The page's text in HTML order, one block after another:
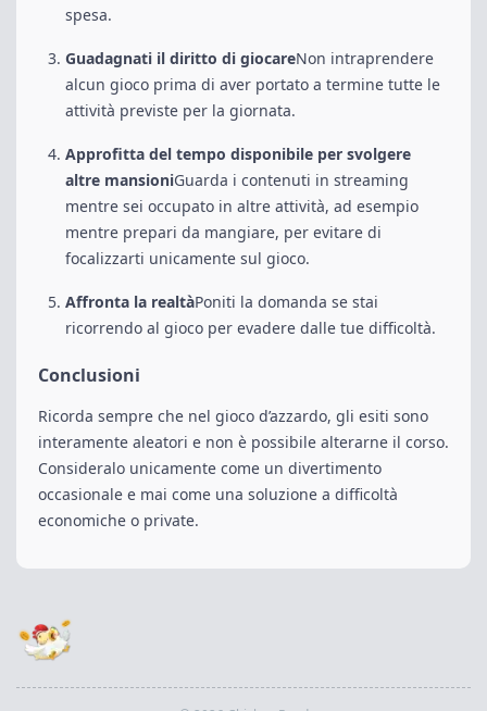
spesa.
Guadagnati il diritto di giocareNon intraprendere
alcun gioco prima di aver portato a termine tutte le
attività previste per la giornata.
Approfitta del tempo disponibile per svolgere
altre mansioniGuarda i contenuti in streaming
mentre sei occupato in altre attività, ad esempio
mentre prepari da mangiare, per evitare di
focalizzarti unicamente sul gioco.
Affronta la realtàPoniti la domanda se stai
ricorrendo al gioco per evadere dalle tue difficoltà.
Conclusioni
Ricorda sempre che nel gioco d’azzardo, gli esiti sono
interamente aleatori e non è possibile alterarne il corso.
Consideralo unicamente come un divertimento
occasionale e mai come una soluzione a difficoltà
economiche o private.